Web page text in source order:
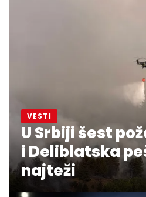
VESTI
U Srbiji šest
i Deliblatska
najteži